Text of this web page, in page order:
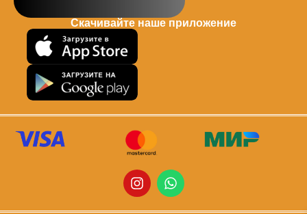
Скачивайте наше приложение